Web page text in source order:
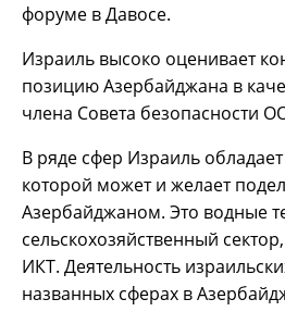
форуме в Давосе.
Израиль высоко оценивает
позицию Азербайджана в
члена Совета безопасности
В ряде сфер Израиль
которой может и желает
Азербайджаном. Это водные
сельскохозяйственный
ИКТ. Деятельность
названных сферах в